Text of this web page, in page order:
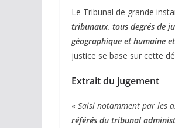
Le Tribunal de grande
tribunaux, tous degrés de
géographique et humaine
justice se base sur cette
Extrait du jugement
« Saisi notamment par les
référés du tribunal